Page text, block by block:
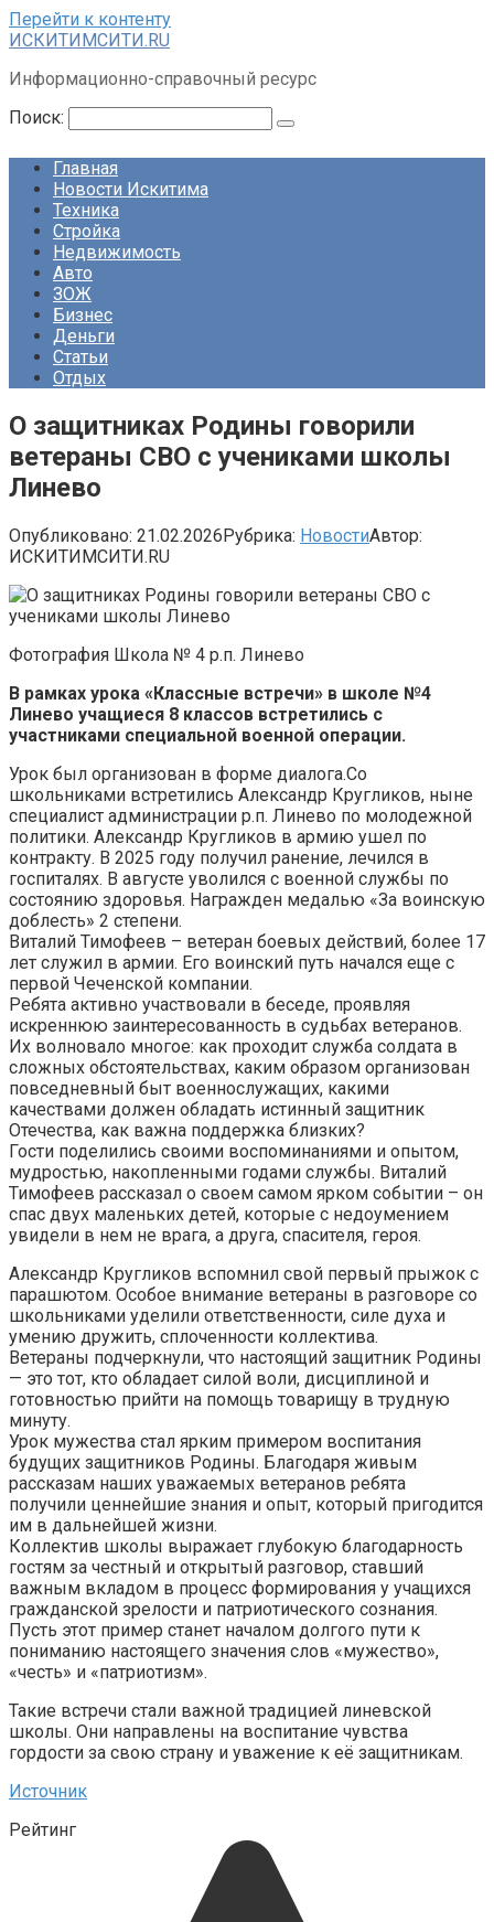
Перейти к контенту
ИСКИТИМСИТИ.RU
Информационно-справочный ресурс
Поиск:
Главная
Новости Искитима
Техника
Стройка
Недвижимость
Авто
ЗОЖ
Бизнес
Деньги
Статьи
Отдых
О защитниках Родины говорили
ветераны СВО с учениками школы
Линево
Опубликовано: 21.02.2026Рубрика: НовостиАвтор:
ИСКИТИМСИТИ.RU
Фотография Школа № 4 р.п. Линево
В рамках урока «Классные встречи» в школе №4
Линево учащиеся 8 классов встретились с
участниками специальной военной операции.
Урок был организован в форме диалога.Со
школьниками встретились Александр Кругликов, ныне
специалист администрации р.п. Линево по молодежной
политики. Александр Кругликов в армию ушел по
контракту. В 2025 году получил ранение, лечился в
госпиталях. В августе уволился с военной службы по
состоянию здоровья. Награжден медалью «За воинскую
доблесть» 2 степени.
Виталий Тимофеев – ветеран боевых действий, более 17
лет служил в армии. Его воинский путь начался еще с
первой Чеченской компании.
Ребята активно участвовали в беседе, проявляя
искреннюю заинтересованность в судьбах ветеранов.
Их волновало многое: как проходит служба солдата в
сложных обстоятельствах, каким образом организован
повседневный быт военнослужащих, какими
качествами должен обладать истинный защитник
Отечества, как важна поддержка близких?
Гости поделились своими воспоминаниями и опытом,
мудростью, накопленными годами службы. Виталий
Тимофеев рассказал о своем самом ярком событии – он
спас двух маленьких детей, которые с недоумением
увидели в нем не врага, а друга, спасителя, героя.
Александр Кругликов вспомнил свой первый прыжок с
парашютом. Особое внимание ветераны в разговоре со
школьниками уделили ответственности, силе духа и
умению дружить, сплоченности коллектива.
Ветераны подчеркнули, что настоящий защитник Родины
— это тот, кто обладает силой воли, дисциплиной и
готовностью прийти на помощь товарищу в трудную
минуту.
Урок мужества стал ярким примером воспитания
будущих защитников Родины. Благодаря живым
рассказам наших уважаемых ветеранов ребята
получили ценнейшие знания и опыт, который пригодится
им в дальнейшей жизни.
Коллектив школы выражает глубокую благодарность
гостям за честный и открытый разговор, ставший
важным вкладом в процесс формирования у учащихся
гражданской зрелости и патриотического сознания.
Пусть этот пример станет началом долгого пути к
пониманию настоящего значения слов «мужество»,
«честь» и «патриотизм».
Такие встречи стали важной традицией линевской
школы. Они направлены на воспитание чувства
гордости за свою страну и уважение к её защитникам.
Источник
Рейтинг